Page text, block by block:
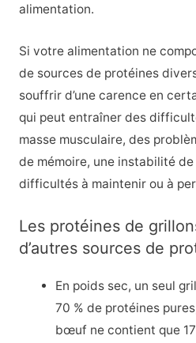
alimentation.
Si votre alimentation ne
de sources de protéines
souffrir d’une carence en
qui peut entraîner des
masse musculaire, des
de mémoire, une instabilité
difficultés à maintenir ou à
Les protéines de
d’autres sources de
En poids sec, un seul
70 % de protéines
bœuf ne contient que